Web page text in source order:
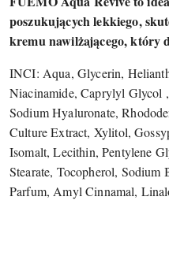
poszukujących lekkiego,
kremu nawilżającego, który
INCI: Aqua, Glycerin,
Niacinamide, Caprylyl Glycol
Sodium Hyaluronate,
Culture Extract, Xylitol,
Isomalt, Lecithin, Pentylene
Stearate, Tocopherol, Sodium
Parfum, Amyl Cinnamal,